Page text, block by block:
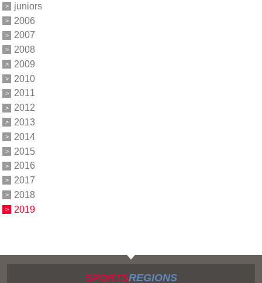
juniors
2006
2007
2008
2009
2010
2011
2012
2013
2014
2015
2016
2017
2018
2019
SPORTSREGIONS